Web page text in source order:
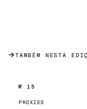
→TAMBÉM NESTA
№ 15
PROXIES